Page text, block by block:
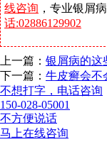
线咨询 ，专业银屑
话:02886129902
上一篇： 银屑病的这
下一篇： 牛皮癣会不
不想打字，电话咨询
150-028-05001
不方便说话
马上在线咨询